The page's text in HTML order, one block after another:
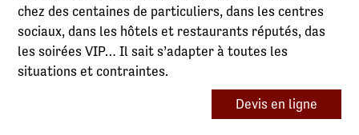
chez des centaines de particuliers, dans les centres
sociaux, dans les hôtels et restaurants réputés, das
les soirées VIP… Il sait s’adapter à toutes les
situations et contraintes.
Devis en ligne